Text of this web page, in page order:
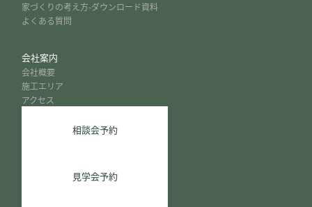
相談会予約
見学会予約
家づくりの考え方-ダウンロード資料
よくある質問
会社案内
会社概要
施工エリア
アクセス